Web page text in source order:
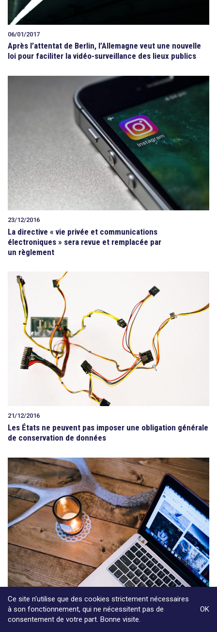
06/01/2017
Après l’attentat de Berlin, l’Allemagne veut une nouvelle
loi pour faciliter la vidéo-surveillance des lieux publics
23/12/2016
La directive « vie privée et communications
électroniques » sera revue et remplacée par
un règlement
21/12/2016
Les États ne peuvent pas imposer une obligation générale
de conservation de données
07/11/2016
La Cour de cassation casse un arrêt qui refusait de voir
dans l’adresse IP une donnée à caractère personnel
Ce site n'utilise que des cookies strictement nécessaires
à son fonctionnement, qui ne nécessitent pas de
consentement de votre part. Bonne visite.
OK